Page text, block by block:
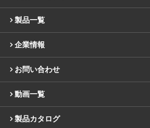
製品一覧
企業情報
お問い合わせ
動画一覧
製品カタログ